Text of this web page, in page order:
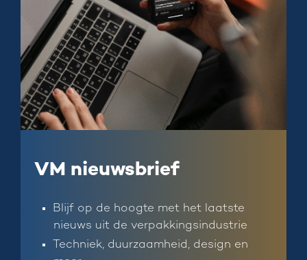
VM nieuwsbrief
Blijf op de hoogte met het laatste
nieuws uit de verpakkingsindustrie
Techniek, duurzaamheid, design en